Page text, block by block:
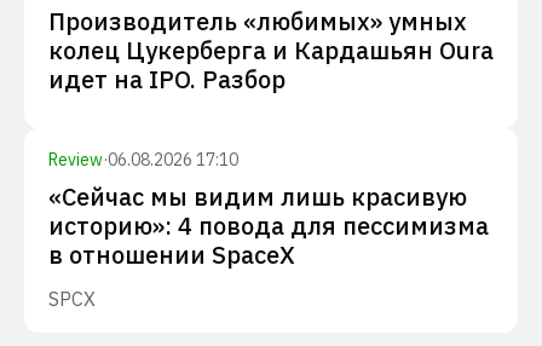
Производитель «любимых» умных
колец Цукерберга и Кардашьян Oura
идет на IPO. Разбор
Review·06.08.2026 17:10
«Сейчас мы видим лишь красивую
историю»: 4 повода для пессимизма
в отношении SpaceX
SPCX